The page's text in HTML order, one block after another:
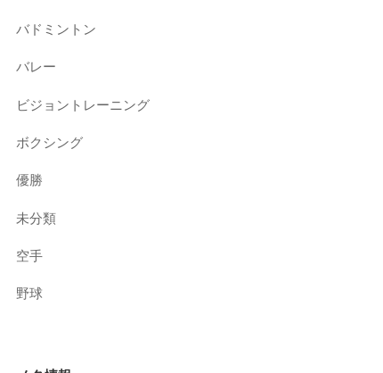
バドミントン
バレー
ビジョントレーニング
ボクシング
優勝
未分類
空手
野球